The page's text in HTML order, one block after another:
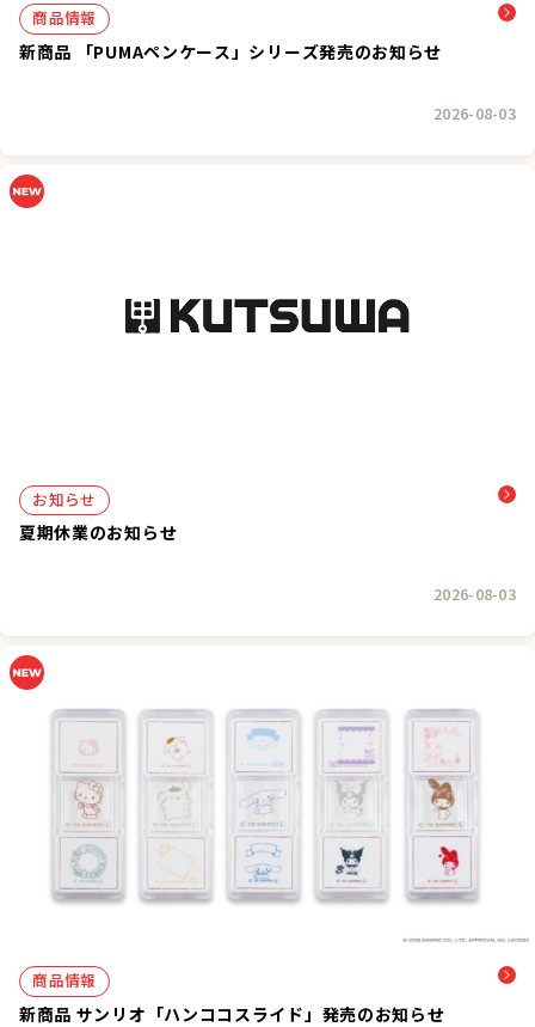
商品情報
新商品 「PUMAペンケース」シリーズ発売のお知らせ
2026-08-03
お知らせ
夏期休業のお知らせ
2026-08-03
商品情報
新商品 サンリオ「ハンココスライド」発売のお知らせ